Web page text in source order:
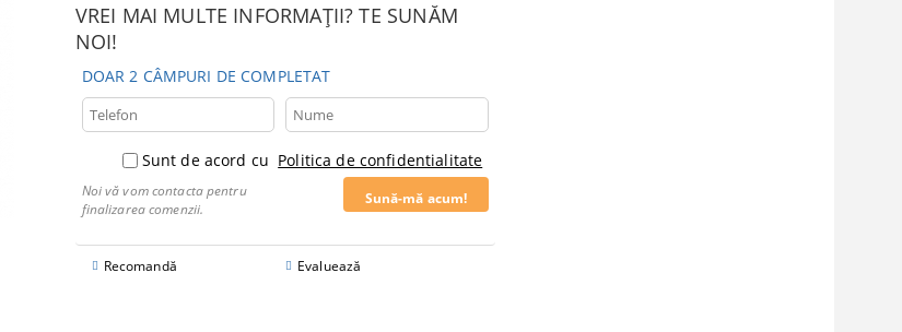
VREI MAI MULTE INFORMAȚII? TE SUNĂM
NOI!
DOAR 2 CÂMPURI DE COMPLETAT
Sunt de acord cu Politica de confidentialitate
Noi vă vom contacta pentru
finalizarea comenzii.
Recomandă Evaluează